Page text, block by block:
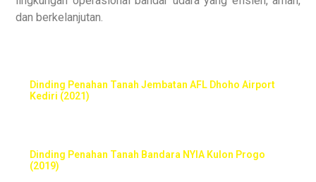
dan berkelanjutan.
Dinding Penahan Tanah Jembatan AFL Dhoho Airport
Kediri (2021)
Dinding Penahan Tanah Bandara NYIA Kulon Progo
(2019)